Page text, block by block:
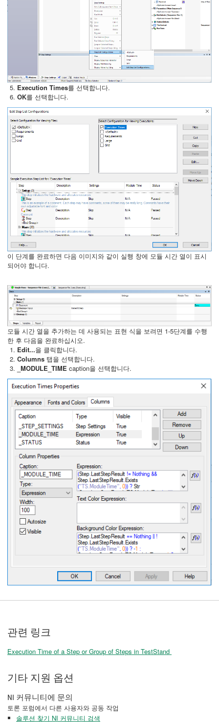
Execution Times를 선택합니다.
OK를 선택합니다.
이 단계를 완료하면 다음 이미지와 같이 실행 창에 모듈 시간 열이 표시
되어야 합니다.
모듈 시간 열을 추가하는 데 사용되는 표현 식을 보려면 1-5단계를 수행
한 후 다음을 완료하십시오.
Edit...을 클릭합니다.
Columns 탭을 선택합니다.
_MODULE_TIME caption을 선택합니다.
관련 링크
Execution Time of a Step or Group of Steps in TestStand
기타 지원 옵션
NI 커뮤니티에 문의
토론 포럼에서 다른 사용자와 공동 작업
솔루션 찾기 NI 커뮤니티 검색